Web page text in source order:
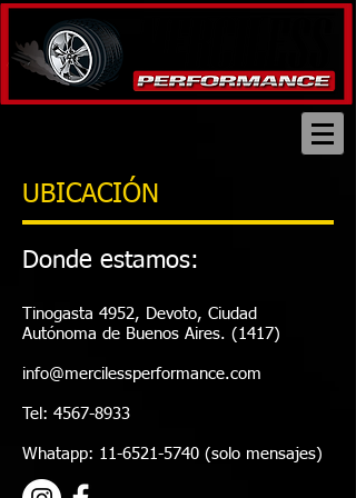
UBICACIÓN
Donde estamos:
Tinogasta 4952, Devoto, Ciudad
Autónoma de Buenos Aires. (1417)
info@mercilessperformance.com
Tel: 4567-8933
Whatapp: 11-6521-5740 (solo mensajes)